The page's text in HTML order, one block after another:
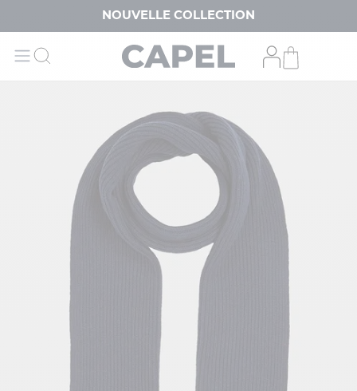
NOUVELLE COLLECTION